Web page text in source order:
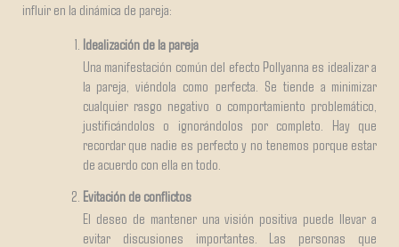
influir en la dinámica de pareja:
Idealización de la pareja
Una manifestación común del efecto Pollyanna es idealizar a
la pareja, viéndola como perfecta. Se tiende a minimizar
cualquier rasgo negativo o comportamiento problemático,
justificándolos o ignorándolos por completo. Hay que
recordar que nadie es perfecto y no tenemos porque estar
de acuerdo con ella en todo.
Evitación de conflictos
El deseo de mantener una visión positiva puede llevar a
evitar discusiones importantes. Las personas que